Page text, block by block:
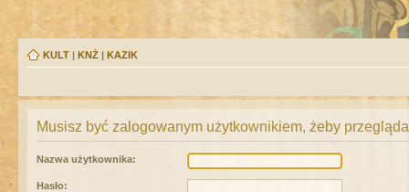
KULT | KNŻ | KAZIK
Musisz być zalogowanym użytkownikiem, żeby
Nazwa użytkownika:
Hasło: